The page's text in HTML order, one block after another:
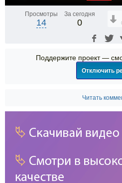
Просмотры
14
За сегодня
0
Поддержите проект —
Отключить
Читать